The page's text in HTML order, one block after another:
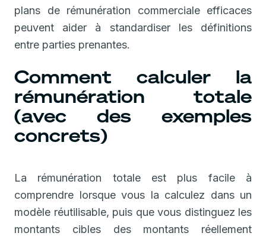
plans de rémunération commerciale efficaces
peuvent aider à standardiser les définitions
entre parties prenantes.
Comment calculer la
rémunération totale
(avec des exemples
concrets)
La rémunération totale est plus facile à
comprendre lorsque vous la calculez dans un
modèle réutilisable, puis que vous distinguez les
montants cibles des montants réellement